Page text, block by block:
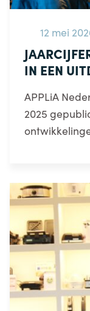
12 mei
IN EEN
APPLiA
2025